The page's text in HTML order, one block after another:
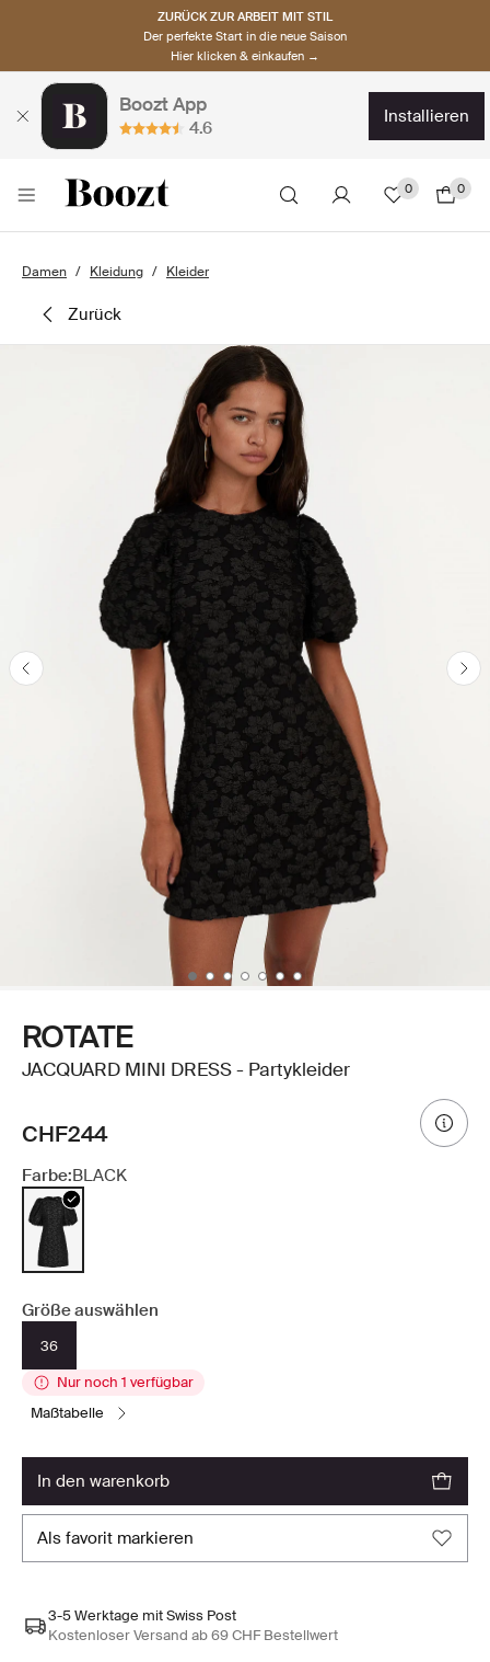
ZURÜCK ZUR ARBEIT MIT STIL
Der perfekte Start in die neue Saison
Hier klicken & einkaufen →
Boozt App
4.6
installieren
0 0
Damen Kleidung Kleider
zurück
ROTATE
JACQUARD MINI DRESS - Partykleider
CHF244
Farbe:BLACK
Größe auswählen
36
Nur noch 1 verfügbar
maßtabelle
in den warenkorb
als favorit markieren
3-5 Werktage mit Swiss Post
Kostenloser Versand ab 69 CHF Bestellwert